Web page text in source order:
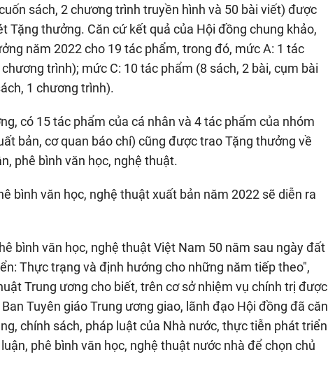
sách, 2 chương trình truyền hình và 50 bài viết) được
Tặng thưởng. Căn cứ kết quả của Hội đồng chung khảo,
năm 2022 cho 19 tác phẩm, trong đó, mức A: 1 tác
trình); mức C: 10 tác phẩm (8 sách, 2 bài, cụm bài
1 chương trình).
có 15 tác phẩm của cá nhân và 4 tác phẩm của nhóm
bản, cơ quan báo chí) cũng được trao Tặng thưởng về
phê bình văn học, nghệ thuật.
bình văn học, nghệ thuật xuất bản năm 2022 sẽ diễn ra
bình văn học, nghệ thuật Việt Nam 50 năm sau ngày đất
Thực trạng và định hướng cho những năm tiếp theo",
Trung ương cho biết, trên cơ sở nhiệm vụ chính trị được
Tuyên giáo Trung ương giao, lãnh đạo Hội đồng đã căn
chính sách, pháp luật của Nhà nước, thực tiễn phát triển
phê bình văn học, nghệ thuật nước nhà để chọn chủ